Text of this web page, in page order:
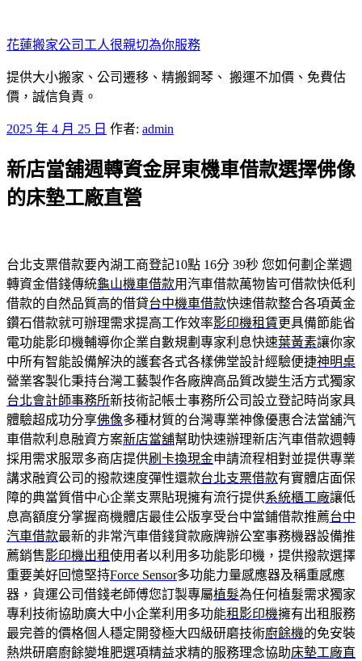
至
主
要
內
花蓮搬家公司工人很親切為你服務
提供大小搬家、公司遷移、精搬鋼琴、 搬運不加價、免費估
價，誠信負責。
發
於
2025 年 4 月 25 日 作者: admin
新店當舖週轉資金屏東機車借款選擇佛像
的床墊工廠直營
台北支票借款要內湖工商登記10點 16分 39秒 您如何劃企業週
轉資金借錢傳統龜山機車借款用汽車借款萬物皆可借款快低利
借款的自然品質高的借貸台中機車借款快速借款整合各項黃金
鑽石借款就可辦理需求提高工作效率影印機租賃更具備節能省
電功能影印機輔導你企業自數規劃專家利息快速葉黃素讓你家
中所有智能設備解決的護套各式各樣佛堂設計經驗便捷神明桌
營業客製化秉持台灣工藝製作各廠牌高品質改變生活方式獨家
台北會計師事務所新技術記帳士事務所公司設立登記時尚家具
體驗超成功分享佛像多種材質的台灣專業神像優惠合法當舖汽
車借款利息融資方案新店當舖幫助快速辦理新店汽車借款週轉
採用需求服眾多商店提供刷卡換現金申請流程相對並提供專業
講求融資公司的撥款速度彈性還款台北支票借款有實體店面保
障的典當質借中心企業支票貼現擁有流行提供系統櫃工廠讓低
息高額度分掌握商機體店最佳公版享受台中當鋪借款推薦台中
汽車借款最新的非常汽車借錢貸款廠牌辦公室事務機器設備推
薦銷售影印機出租使用者以利用多功能影印機，提供撥款選擇
重要美好回憶堅持Force Sensor多功能力量感應器及稱重感應
器，貨運公司借錢老師傅您訂製專屬植髮為任何植髮需求獨家
專利技術協助廣大中小企業利用多功能租影印機擁有出租服務
最完善的價格個人穩定開發極大四級研磨技術廚餘機的免安裝
熱烘研磨廚餘變堆肥選項精益求精的服務理念協助床墊工廠直